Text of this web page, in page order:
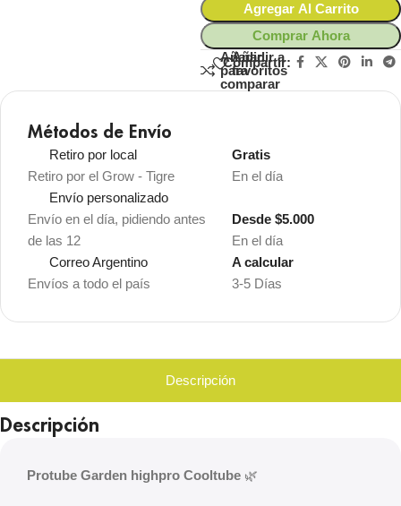
Agregar Al Carrito
Comprar Ahora
Añadir
para
comparar
Añadir a
favoritos
Compartir:
Métodos de Envío
Retiro por local
Retiro por el Grow - Tigre
En el día
Gratis
Envío personalizado
Envío en el día, pidiendo antes
de las 12
En el día
Desde $5.000
Correo Argentino
Envíos a todo el país
3-5 Días
A calcular
Descripción
Descripción
Protube Garden highpro Cooltube 🌿